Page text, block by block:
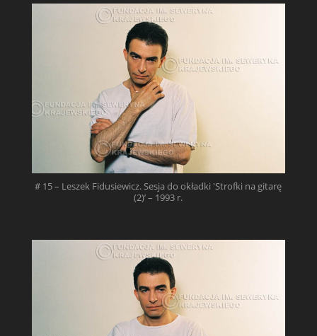
# 15 – Leszek Fidusiewicz. Sesja do okładki 'Strofki na gitarę
(2)’ – 1993 r.